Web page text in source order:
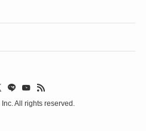
All rights reserved.